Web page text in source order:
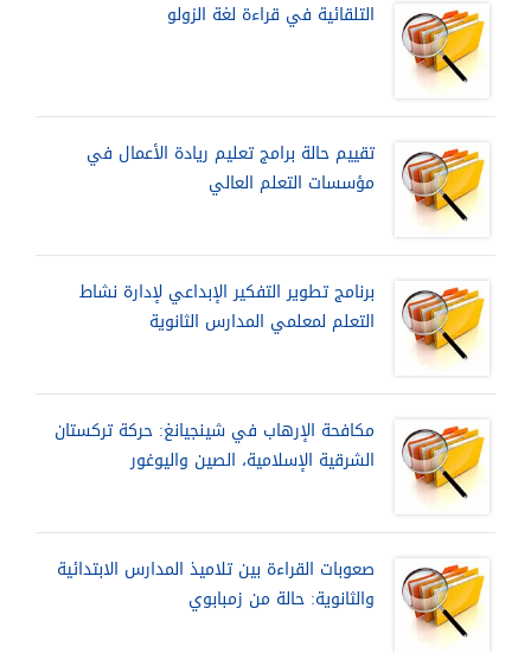
التلقائية في قراءة لغة الزولو
تقييم حالة برامج تعليم ريادة الأعمال في
مؤسسات التعلم العالي
برنامج تطوير التفكير الإبداعي لإدارة نشاط
التعلم لمعلمي المدارس الثانوية
مكافحة الإرهاب في شينجيانغ: حركة تركستان
الشرقية الإسلامية، الصين واليوغور
صعوبات القراءة بين تلاميذ المدارس الابتدائية
والثانوية: حالة من زمبابوي